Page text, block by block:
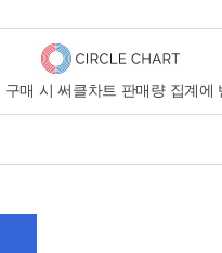
구매 시 써클차트 판매량 집계에